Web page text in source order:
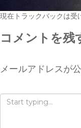
現在トラックバックは受
コメントを残
メールアドレスが